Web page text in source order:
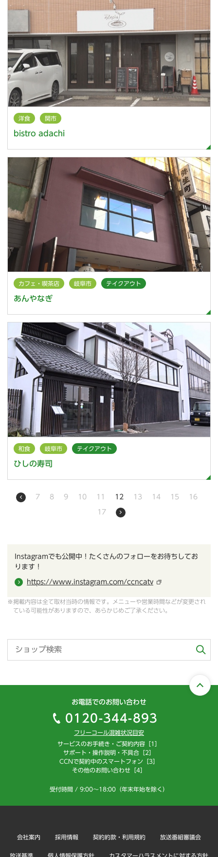
洋食 関市
bistro adachi
カフェ・喫茶店 岐阜市 テイクアウト
あんやなぎ
和食 岐阜市 テイクアウト
ひしの寿司
7 8 9 10 11 12 13 14 15 16
17
Instagramでも公開中！たくさんのフォローをお待ちしてお
ります！
https://www.instagram.com/ccncatv
※掲載内容は全て取材当時の情報です。メニューや営業時間などが変更され
ている可能性がありますので、あらかじめご了承ください。
お電話でのお問い合わせ
0120-344-893
フリーコール混雑状況目安
サービスのお手続き・ご契約内容［1］
サポート・操作説明・不具合［2］
CCNで契約中のスマートフォン［3］
その他のお問い合わせ［4］
受付時間 / 9:00～18:00（年末年始を除く）
会社案内 採用情報 契約約款・利用規約 放送番組審議会
放送基準 個人情報保護方針 カスタマーハラスメントに対する方針